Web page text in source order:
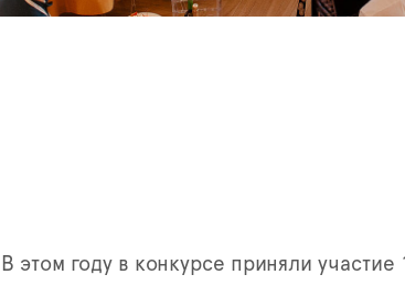
В этом году в конкурсе приняли